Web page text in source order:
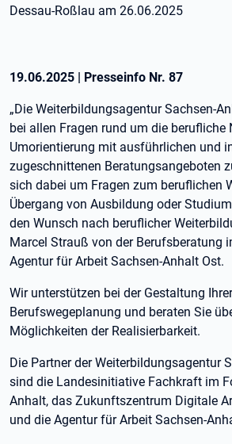
Dessau-Roßlau am 26.06.2025
19.06.2025 | Presseinfo Nr. 87
„Die Weiterbildungsagentur Sachsen-
bei allen Fragen rund um die berufliche
Umorientierung mit ausführlichen und
zugeschnittenen Beratungsangeboten
sich dabei um Fragen zum beruflichen
Übergang von Ausbildung oder
den Wunsch nach beruflicher
Marcel Strauß von der Berufsberatung
Agentur für Arbeit Sachsen-Anhalt Ost.
Wir unterstützen bei der Gestaltung
Berufswegeplanung und beraten Sie
Möglichkeiten der Realisierbarkeit.
Die Partner der Weiterbildungsagentur
sind die Landesinitiative Fachkraft im
Anhalt, das Zukunftszentrum Digitale
und die Agentur für Arbeit Sachsen-